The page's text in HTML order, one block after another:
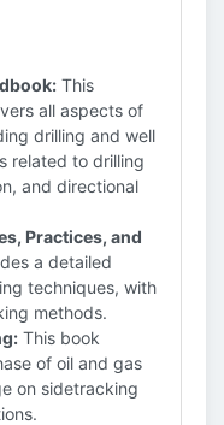
This
all aspects of
drilling and well
related to drilling
and directional
Practices, and
a detailed
techniques, with
methods.
This book
of oil and gas
on sidetracking